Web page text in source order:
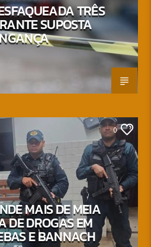
TRÊS
SUPOSTA
0
MAIS DE MEIA
DE DROGAS EM
E BANNACH